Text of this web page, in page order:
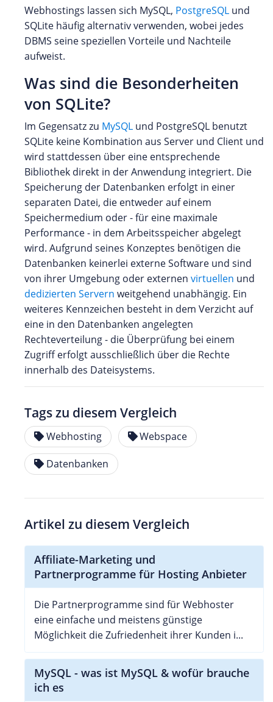
Webhostings lassen sich MySQL, PostgreSQL und
SQLite häufig alternativ verwenden, wobei jedes
DBMS seine speziellen Vorteile und Nachteile
aufweist.
Was sind die Besonderheiten
von SQLite?
Im Gegensatz zu MySQL und PostgreSQL benutzt
SQLite keine Kombination aus Server und Client und
wird stattdessen über eine entsprechende
Bibliothek direkt in der Anwendung integriert. Die
Speicherung der Datenbanken erfolgt in einer
separaten Datei, die entweder auf einem
Speichermedium oder - für eine maximale
Performance - in dem Arbeitsspeicher abgelegt
wird. Aufgrund seines Konzeptes benötigen die
Datenbanken keinerlei externe Software und sind
von ihrer Umgebung oder externen virtuellen und
dedizierten Servern weitgehend unabhängig. Ein
weiteres Kennzeichen besteht in dem Verzicht auf
eine in den Datenbanken angelegten
Rechteverteilung - die Überprüfung bei einem
Zugriff erfolgt ausschließlich über die Rechte
innerhalb des Dateisystems.
Tags zu diesem Vergleich
Webhosting Webspace
Datenbanken
Artikel zu diesem Vergleich
Affiliate-Marketing und
Partnerprogramme für Hosting Anbieter
Die Partnerprogramme sind für Webhoster
eine einfache und meistens günstige
Möglichkeit die Zufriedenheit ihrer Kunden i...
MySQL - was ist MySQL & wofür brauche
ich es